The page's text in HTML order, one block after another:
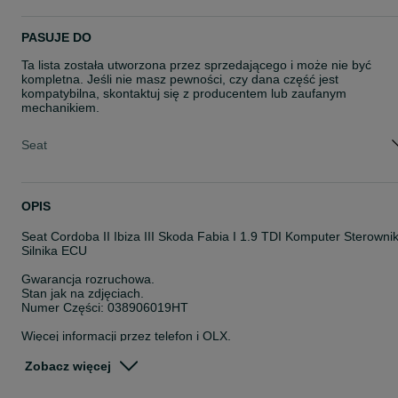
Stan
Rodzaj
Układ elektryczny
PASUJE DO
Ta lista została utworzona przez sprzedającego i może nie być
kompletna. Jeśli nie masz pewności, czy dana część jest
kompatybilna, skontaktuj się z producentem lub zaufanym
mechanikiem.
Seat
OPIS
Seat Cordoba II Ibiza III Skoda Fabia I 1.9 TDI Komputer Sterownik
Silnika ECU
Gwarancja rozruchowa.
Stan jak na zdjęciach.
Numer Części: 038906019HT
Więcej informacji przez telefon i OLX.
Pracujemy od poniedziałku do piątku w godzinach 8-16.
Zobacz więcej